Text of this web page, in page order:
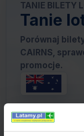
TANIE BILETY
Tanie
Porównaj
CAIRNS,
promocje.
W naszym